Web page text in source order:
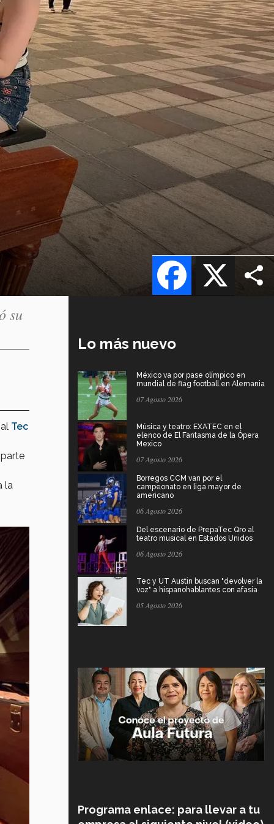
X
Facebook
su
Tec
la
Lo más nuevo
México va por pase olímpico en
mundial de flag football en Alemania
07 Agosto 2026
Música y teatro: EXATEC en el
elenco de El Fantasma de la Ópera
Mexico
07 Agosto 2026
Borregos CCM van por el
campeonato en liga mayor de
americano
06 Agosto 2026
Del escenario de PrepaTec Qro al
teatro musical en Estados Unidos
06 Agosto 2026
Tec y UT Austin buscan "devolver la
voz" a hispanohablantes con afasia
05 Agosto 2026
Programa enlace: para llevar a tu